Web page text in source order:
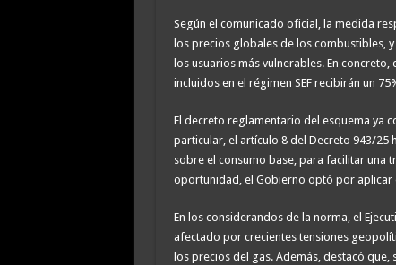
Según el comunicado oficial, la medida
los precios globales de los combustibles,
los usuarios más vulnerables. En
incluidos en el régimen SEF recibirán un
El decreto reglamentario del esquema ya
particular, el artículo 8 del Decreto 943/25
sobre el consumo base, para facilitar una
oportunidad, el Gobierno optó por
En los considerandos de la norma, el
afectado por crecientes tensiones
los precios del gas. Además, destacó